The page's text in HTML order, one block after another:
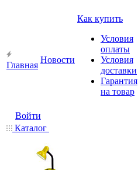
Главная
Новости
Как купить
Условия
оплаты
Условия
доставки
Гарантия
на товар
Войти
Каталог